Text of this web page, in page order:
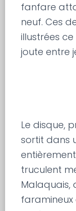
fanfare
neuf. Ces
illustrées
joute entre
Le disque,
sortit dans
truculent
Malaquais,
faramineux